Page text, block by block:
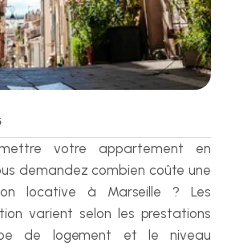
votre appartement en
demandez combien coûte une
locative à Marseille ? Les
varient selon les prestations
de logement et le niveau